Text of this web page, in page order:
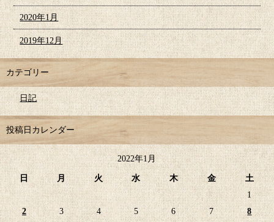
2020年1月
2019年12月
カテゴリー
日記
投稿日カレンダー
2022年1月
日 月 火 水 木 金
土
1
2
3 4 5 6 7 8